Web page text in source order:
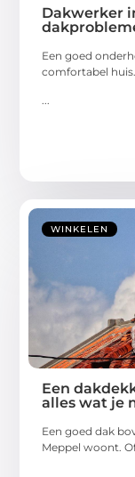
Dakwerker
Een goed
comfortabel
WINKELEN
Een
alles wat je
Een goed dak
Meppel woont.